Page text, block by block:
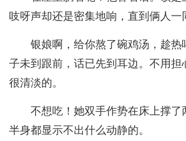
吱呀声却还是密集地响，直到俩人一
银娘啊，给你熬了碗鸡汤，趁热
子未到跟前，话已先到耳边。不用担
很清淡的。
不想吃！她双手作势在床上撑了
半身都显示不出什么动静的。